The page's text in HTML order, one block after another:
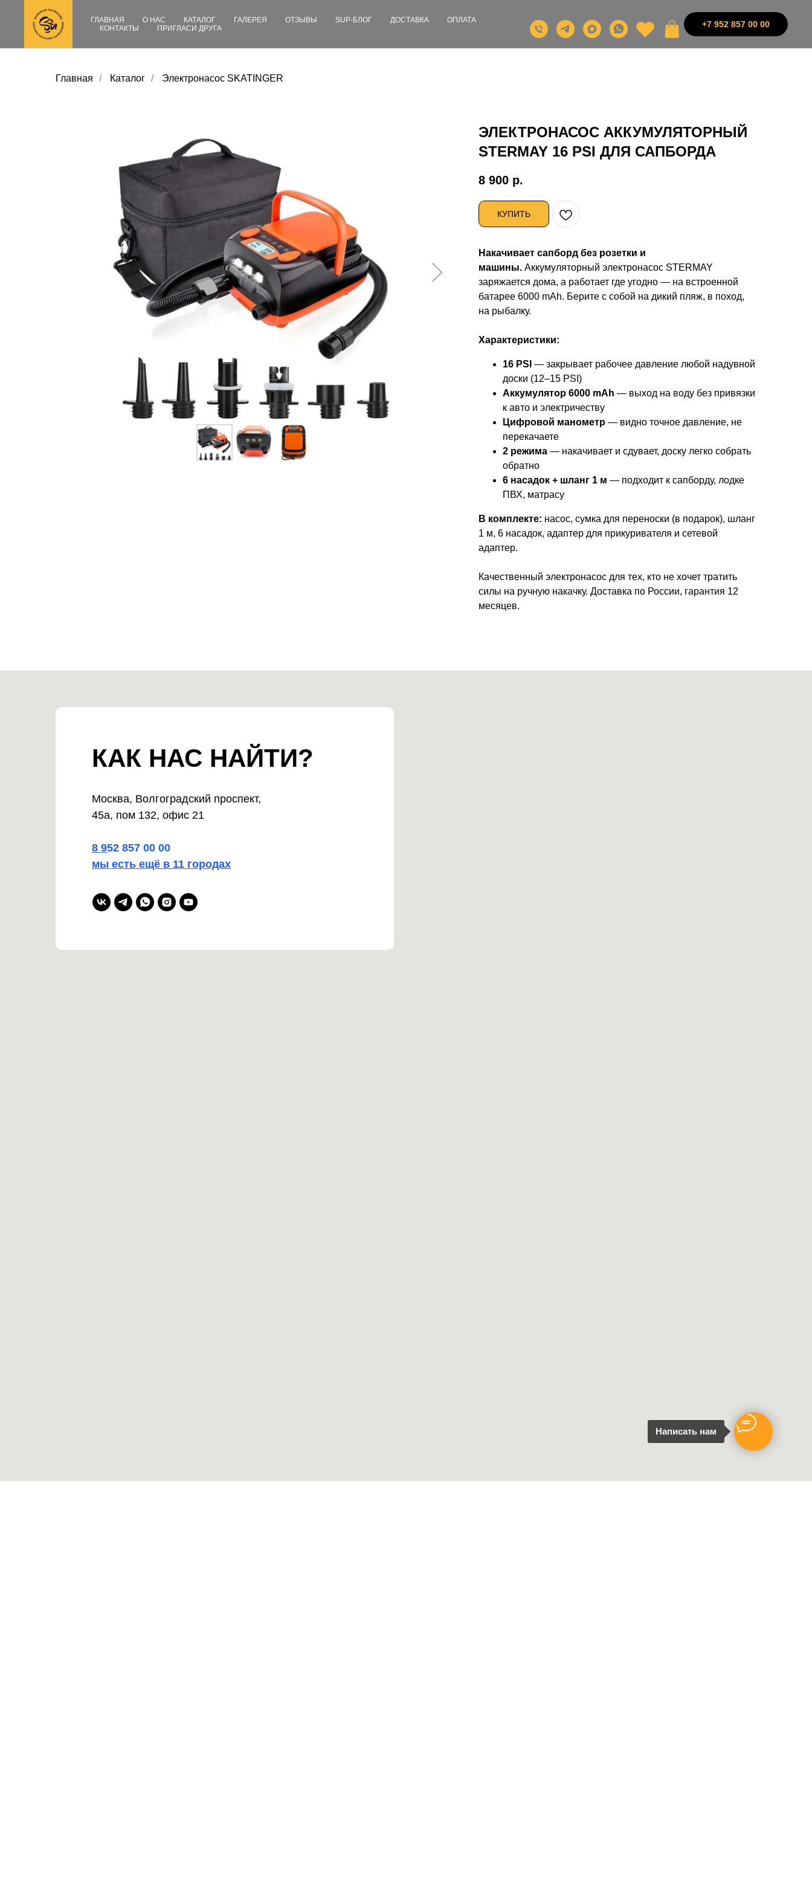
ГЛАВНАЯ О НАС КАТАЛОГ ГАЛЕРЕЯ ОТЗЫВЫ SUP-БЛОГ ДОСТАВКА
ОПЛАТА
КОНТАКТЫ
ПРИГЛАСИ ДРУГА +7 952 857 00 00
Главная / Каталог / Электронасос SKATINGER
ЭЛЕКТРОНАСОС АККУМУЛЯТОРНЫЙ
STERMAY 16 PSI ДЛЯ САПБОРДА
8 900 р.
КУПИТЬ
Накачивает сапборд без розетки и
машины. Аккумуляторный электронасос STERMAY
заряжается дома, а работает где угодно — на встроенной
батарее 6000 mAh. Берите с собой на дикий пляж, в поход,
на рыбалку.
Характеристики:
16 PSI — закрывает рабочее давление любой надувной
доски (12–15 PSI)
Аккумулятор 6000 mAh — выход на воду без привязки
к авто и электричеству
Цифровой манометр — видно точное давление, не
перекачаете
2 режима — накачивает и сдувает, доску легко собрать
обратно
6 насадок + шланг 1 м — подходит к сапборду, лодке
ПВХ, матрасу
В комплекте: насос, сумка для переноски (в подарок), шланг
1 м, 6 насадок, адаптер для прикуривателя и сетевой
адаптер.
Качественный электронасос для тех, кто не хочет тратить
силы на ручную накачку. Доставка по России, гарантия 12
месяцев.
КАК НАС НАЙТИ?
Москва, Волгоградский проспект,
45а, пом 132, офис 21
8 952 857 00 00
мы есть ещё в 11 городах
Написать нам